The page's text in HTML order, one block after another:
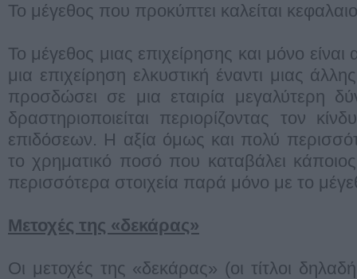
Το μέγεθος που προκύπτει καλείται
Το μέγεθος μιας επιχείρησης και μόνο
μια επιχείρηση ελκυστική έναντι μιας
προσδώσει σε μια εταιρία μεγαλύτερη
δραστηριοποιείται περιορίζοντας τον
επιδόσεων. Η αξία όμως και πολύ
το χρηματικό ποσό που καταβάλει
περισσότερα στοιχεία παρά μόνο με το
Μετοχές της «δεκάρας»
Οι μετοχές της «δεκάρας» (οι τίτλοι